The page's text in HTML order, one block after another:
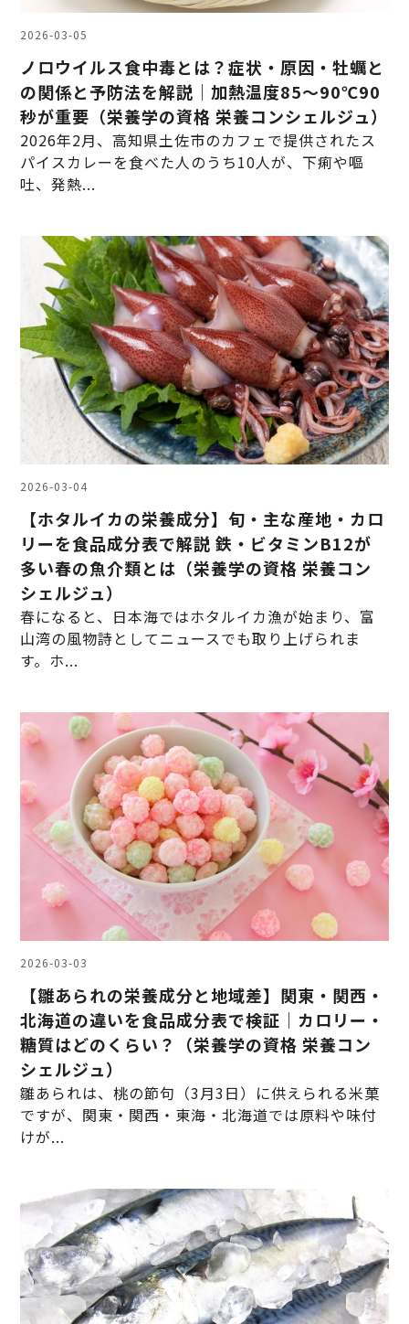
2026-03-05
ノロウイルス食中毒とは？症状・原因・牡蠣と
の関係と予防法を解説｜加熱温度85〜90℃90
秒が重要（栄養学の資格 栄養コンシェルジュ）
2026年2月、高知県土佐市のカフェで提供されたス
パイスカレーを食べた人のうち10人が、下痢や嘔
吐、発熱...
2026-03-04
【ホタルイカの栄養成分】旬・主な産地・カロ
リーを食品成分表で解説 鉄・ビタミンB12が
多い春の魚介類とは（栄養学の資格 栄養コン
シェルジュ）
春になると、日本海ではホタルイカ漁が始まり、富
山湾の風物詩としてニュースでも取り上げられま
す。ホ...
2026-03-03
【雛あられの栄養成分と地域差】関東・関西・
北海道の違いを食品成分表で検証｜カロリー・
糖質はどのくらい？（栄養学の資格 栄養コン
シェルジュ）
雛あられは、桃の節句（3月3日）に供えられる米菓
ですが、関東・関西・東海・北海道では原料や味付
けが...